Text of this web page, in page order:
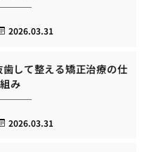
2026.03.31
して整える矯正治療の仕
組み
2026.03.31